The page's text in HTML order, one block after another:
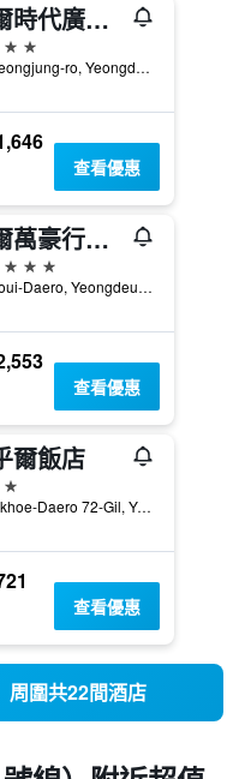
首爾時代廣場萬怡酒店
15, Yeongjung-ro, Yeongdeungpo-gu, 首爾, 韓國
查看優惠
首爾萬豪行政公寓
8, Yeoui-Daero, Yeongdeungpo-gu, 首爾, 韓國
查看優惠
爾飯店
7, Gukhoe-Daero 72-Gil, Yeongdeungpo-gu, 首爾, 韓國
查看優惠
周圍共22間酒店